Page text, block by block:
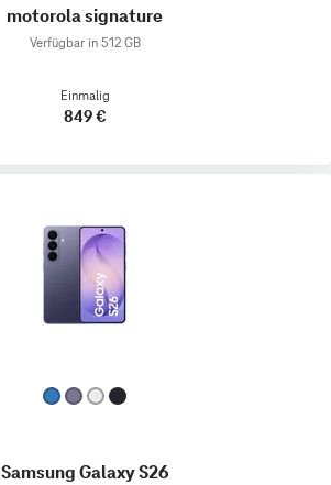
motorola signature
Verfügbar in 512 GB
Einmalig
849 €
Samsung Galaxy S26